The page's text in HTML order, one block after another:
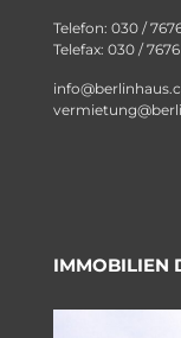
Telefon: 030 /
Telefax: 030 / 7676
IMMOBILIEN